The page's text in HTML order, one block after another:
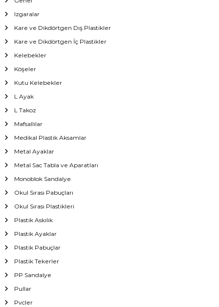
Izgaralar
Kare ve Dikdörtgen Dış Plastikler
Kare ve Dikdörtgen İç Plastikler
Kelebekler
Köşeler
Kutu Kelebekler
L Ayak
L Takoz
Mafsallılar
Medikal Plastik Aksamlar
Metal Ayaklar
Metal Sac Tabla ve Aparatları
Monoblok Sandalye
Okul Sırası Pabuçları
Okul Sırası Plastikleri
Plastik Askılık
Plastik Ayaklar
Plastik Pabuçlar
Plastik Tekerler
PP Sandalye
Pullar
Pvcler